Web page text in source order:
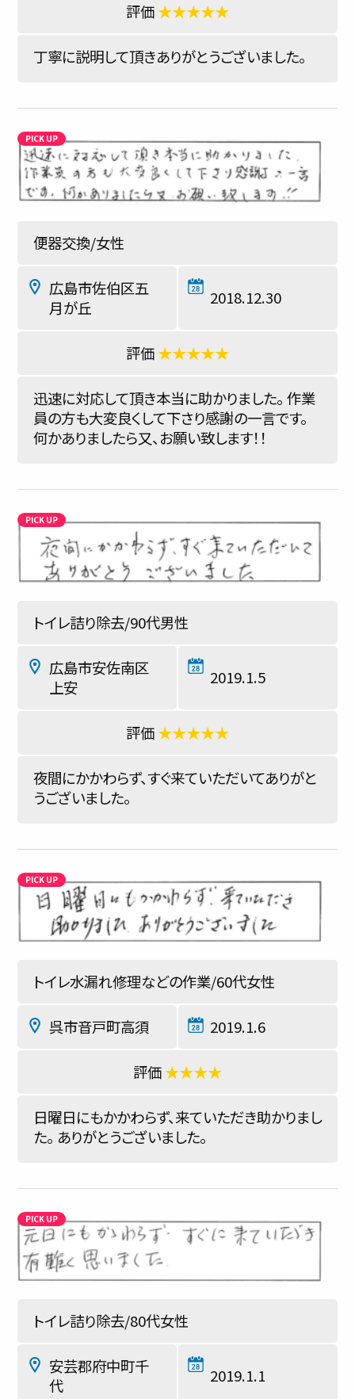
★★★★★
丁寧に説明して頂きありがとうございました。
便器交換/女性
広島市佐伯区五
月が丘
2018.12.30
★★★★★
迅速に対応して頂き本当に助かりました。 作業
員の方も大変良くして下さり感謝の一言です。
何かありましたら又、お願い致します！！
トイレ詰り除去/90代男性
広島市安佐南区
上安
2019.1.5
★★★★★
夜間にかかわらず、すぐ来ていただいてありがと
うございました。
トイレ水漏れ修理などの作業/60代女性
呉市音戸町高須 2019.1.6
★★★★
日曜日にもかかわらず、来ていただき助かりまし
た。 ありがとうございました。
トイレ詰り除去/80代女性
安芸郡府中町千
代
2019.1.1